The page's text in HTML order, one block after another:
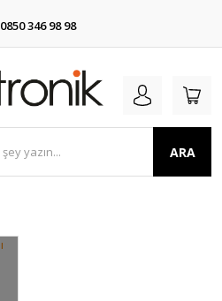
0850 346 98 98
ARA